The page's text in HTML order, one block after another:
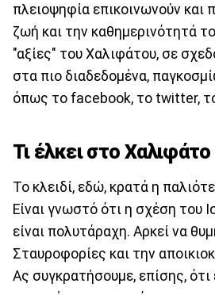
πλειοψηφία επικοινωνούν και
ζωή και την καθημερινότητά
"αξίες" του Χαλιφάτου, σε
στα πιο διαδεδομένα,
όπως το facebook, το twitter,
Τι έλκει στο Χαλιφάτο
Το κλειδί, εδώ, κρατά η
Είναι γνωστό ότι η σχέση του
είναι πολυτάραχη. Αρκεί να
Σταυροφορίες και την
Ας συγκρατήσουμε, επίσης, ότι